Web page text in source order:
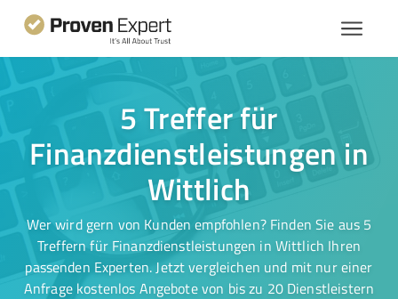
5 Treffer für
Finanzdienstleistungen in
Wittlich
Wer wird gern von Kunden empfohlen? Finden Sie aus 5
Treffern für Finanzdienstleistungen in Wittlich Ihren
passenden Experten. Jetzt vergleichen und mit nur einer
Anfrage kostenlos Angebote von bis zu 20 Dienstleistern